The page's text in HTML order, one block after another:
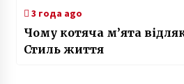
3 года ago
Чому котяча м’ята
Стиль життя